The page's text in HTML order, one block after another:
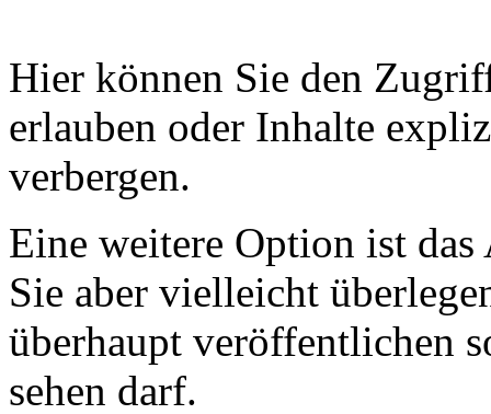
Hier können Sie den
erlauben oder Inhalte
verbergen.
Eine weitere Option ist
Sie aber vielleicht
überhaupt veröffentlichen
sehen darf.